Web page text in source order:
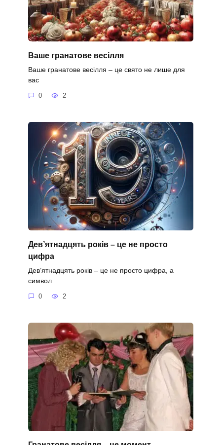
Ваше гранатове весілля
Ваше гранатове весілля – це свято не лише для
вас
0 2
Дев’ятнадцять років – це не просто
цифра
Дев’ятнадцять років – це не просто цифра, а
символ
0 2